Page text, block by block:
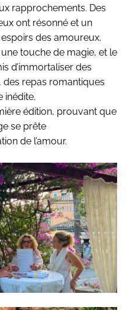
rapprochements. Des
ont résonné et un
des amoureux.
touche de magie, et le
d’immortaliser des
des repas romantiques
inédite.
édition, prouvant que
se prête
de l’amour.